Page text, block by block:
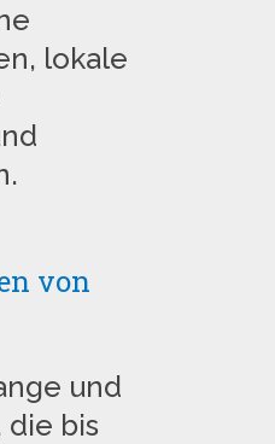
lokale
von
und
die bis